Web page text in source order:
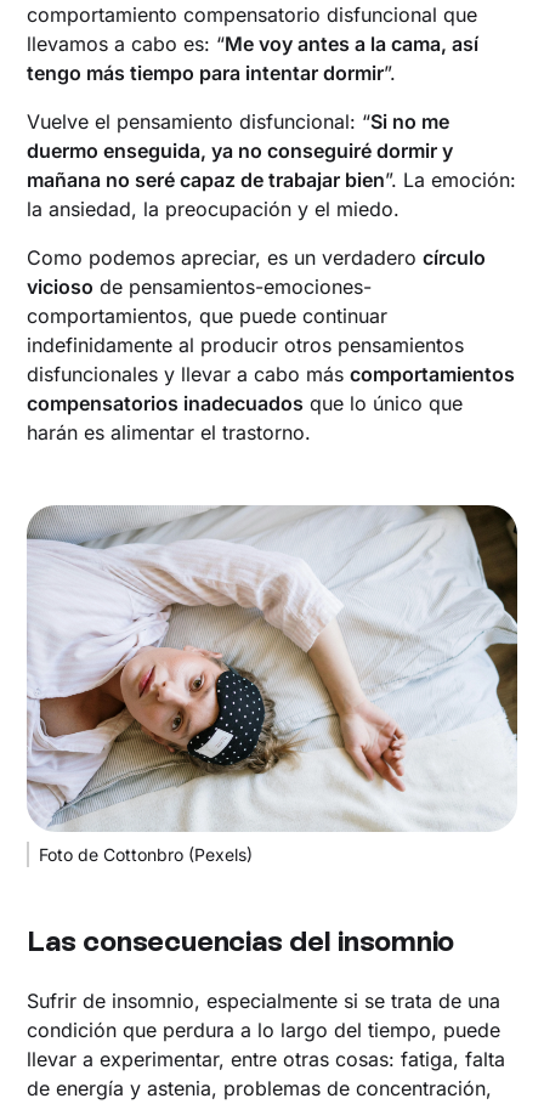
comportamiento compensatorio disfuncional que
llevamos a cabo es: “Me voy antes a la cama, así
tengo más tiempo para intentar dormir”.
Vuelve el pensamiento disfuncional: “Si no me
duermo enseguida, ya no conseguiré dormir y
mañana no seré capaz de trabajar bien”. La emoción:
la ansiedad, la preocupación y el miedo.
Como podemos apreciar, es un verdaderocírculo
vicioso de pensamientos-emociones-
comportamientos, que puede continuar
indefinidamente al producir otros pensamientos
disfuncionales y llevar a cabo máscomportamientos
compensatorios inadecuados que lo único que
harán es alimentar el trastorno.
Foto de Cottonbro (Pexels)
Las consecuencias del insomnio
Sufrir de insomnio, especialmente si se trata de una
condición que perdura a lo largo del tiempo, puede
llevar a experimentar, entre otras cosas: fatiga, falta
de energía y astenia, problemas de concentración,